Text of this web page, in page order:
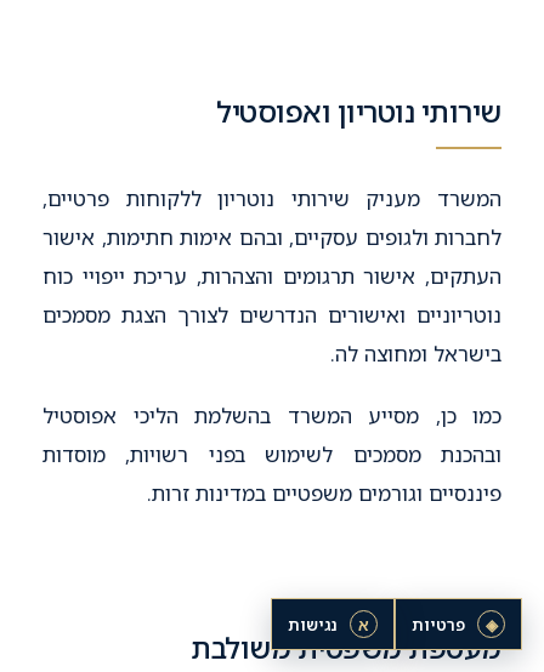
שירותי נוטריון ואפוסטיל
המשרד מעניק שירותי נוטריון ללקוחות פרטיים,
לחברות ולגופים עסקיים, ובהם אימות חתימות, אישור
העתקים, אישור תרגומים והצהרות, עריכת ייפויי כוח
נוטריוניים ואישורים הנדרשים לצורך הצגת מסמכים
בישראל ומחוצה לה.
כמו כן, מסייע המשרד בהשלמת הליכי אפוסטיל
ובהכנת מסמכים לשימוש בפני רשויות, מוסדות
פיננסיים וגורמים משפטיים במדינות זרות.
מעטפת משפטית משולבת
◈ פרטיות א נגישות